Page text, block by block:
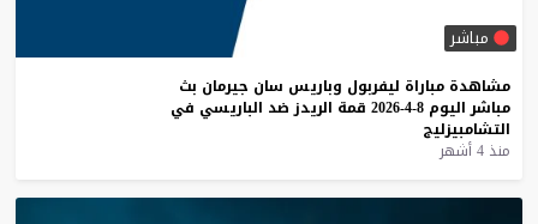
مباشر
مشاهدة مباراة ليفربول وباريس سان جيرمان بث
مباشر اليوم 8-4-2026 قمة الريدز ضد الباريسي في
التشامبيزليج
منذ 4 أشهر